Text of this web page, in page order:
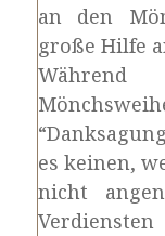
an den
große Hilfe
es keinen,
nicht